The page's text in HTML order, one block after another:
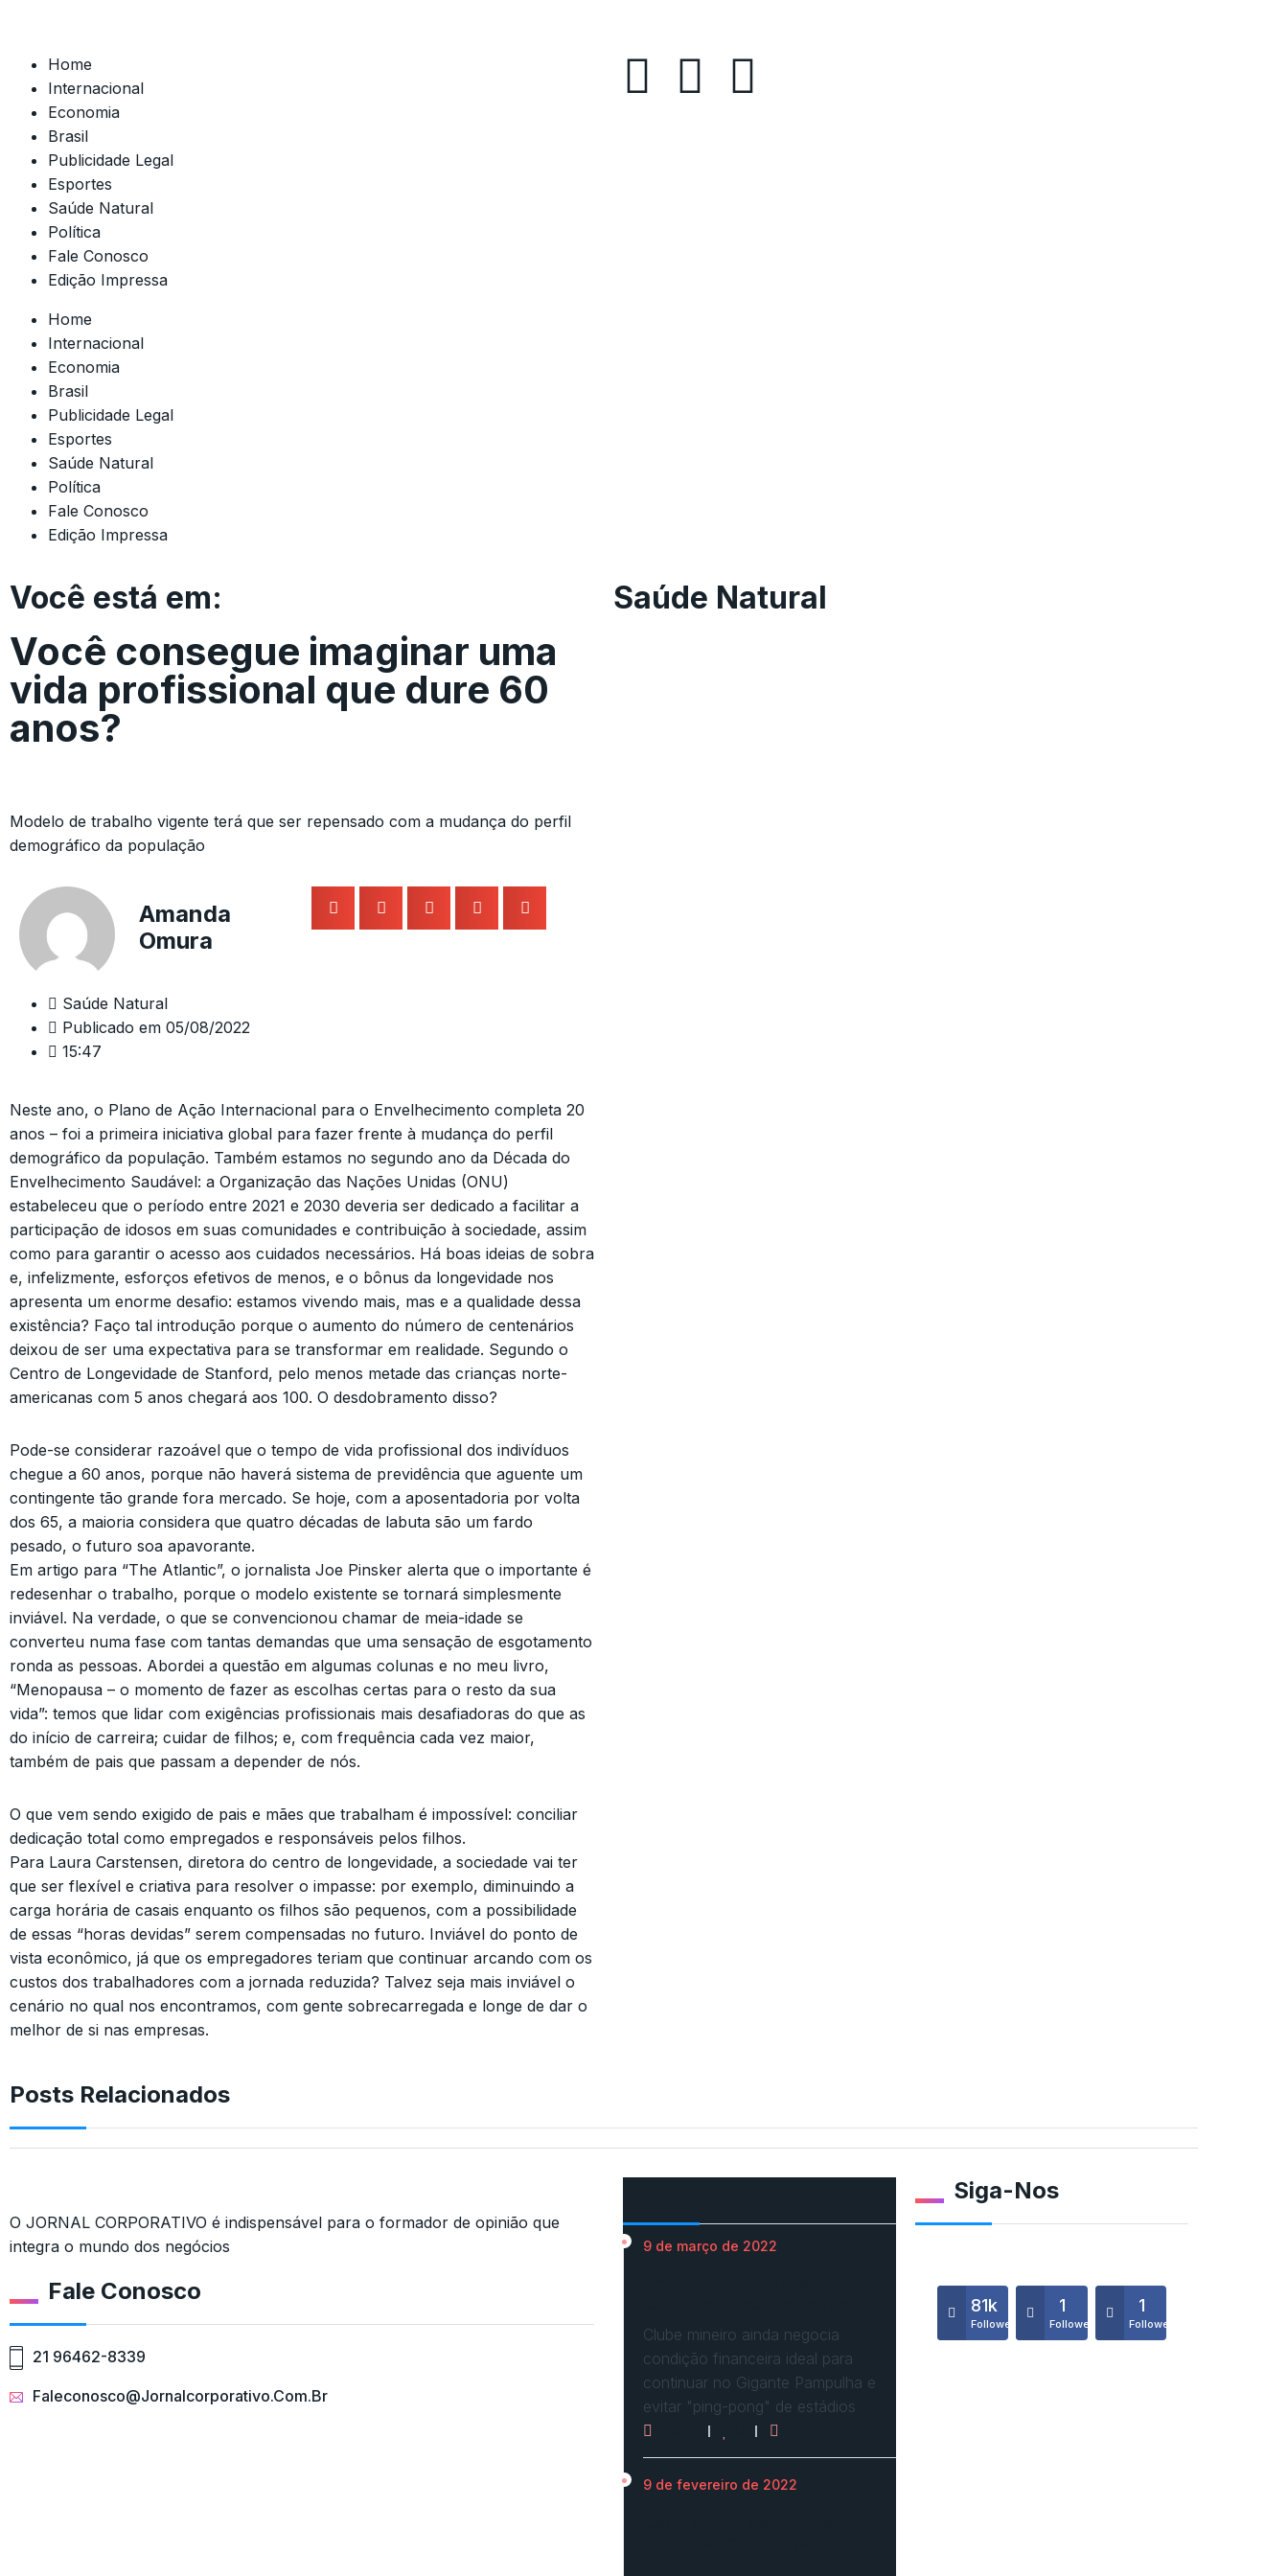
Home
Internacional
Economia
Brasil
Publicidade Legal
Esportes
Saúde Natural
Política
Fale Conosco
Edição Impressa
Home
Internacional
Economia
Brasil
Publicidade Legal
Esportes
Saúde Natural
Política
Fale Conosco
Edição Impressa
Você está em: Saúde Natural
Você consegue imaginar uma
vida profissional que dure 60
anos?
Modelo de trabalho vigente terá que ser repensado com a mudança do perfil
demográfico da população
Amanda
Omura
Saúde Natural
Publicado em 05/08/2022
15:47
Neste ano, o Plano de Ação Internacional para o Envelhecimento completa 20
anos – foi a primeira iniciativa global para fazer frente à mudança do perfil
demográfico da população. Também estamos no segundo ano da Década do
Envelhecimento Saudável: a Organização das Nações Unidas (ONU)
estabeleceu que o período entre 2021 e 2030 deveria ser dedicado a facilitar a
participação de idosos em suas comunidades e contribuição à sociedade, assim
como para garantir o acesso aos cuidados necessários. Há boas ideias de sobra
e, infelizmente, esforços efetivos de menos, e o bônus da longevidade nos
apresenta um enorme desafio: estamos vivendo mais, mas e a qualidade dessa
existência? Faço tal introdução porque o aumento do número de centenários
deixou de ser uma expectativa para se transformar em realidade. Segundo o
Centro de Longevidade de Stanford, pelo menos metade das crianças norte-
americanas com 5 anos chegará aos 100. O desdobramento disso?
Pode-se considerar razoável que o tempo de vida profissional dos indivíduos
chegue a 60 anos, porque não haverá sistema de previdência que aguente um
contingente tão grande fora mercado. Se hoje, com a aposentadoria por volta
dos 65, a maioria considera que quatro décadas de labuta são um fardo
pesado, o futuro soa apavorante.
Em artigo para “The Atlantic”, o jornalista Joe Pinsker alerta que o importante é
redesenhar o trabalho, porque o modelo existente se tornará simplesmente
inviável. Na verdade, o que se convencionou chamar de meia-idade se
converteu numa fase com tantas demandas que uma sensação de esgotamento
ronda as pessoas. Abordei a questão em algumas colunas e no meu livro,
“Menopausa – o momento de fazer as escolhas certas para o resto da sua
vida”: temos que lidar com exigências profissionais mais desafiadoras do que as
do início de carreira; cuidar de filhos; e, com frequência cada vez maior,
também de pais que passam a depender de nós.
O que vem sendo exigido de pais e mães que trabalham é impossível: conciliar
dedicação total como empregados e responsáveis pelos filhos.
Para Laura Carstensen, diretora do centro de longevidade, a sociedade vai ter
que ser flexível e criativa para resolver o impasse: por exemplo, diminuindo a
carga horária de casais enquanto os filhos são pequenos, com a possibilidade
de essas “horas devidas” serem compensadas no futuro. Inviável do ponto de
vista econômico, já que os empregadores teriam que continuar arcando com os
custos dos trabalhadores com a jornada reduzida? Talvez seja mais inviável o
cenário no qual nos encontramos, com gente sobrecarregada e longe de dar o
melhor de si nas empresas.
Posts Relacionados
O JORNAL CORPORATIVO é indispensável para o formador de opinião que
integra o mundo dos negócios
Fale Conosco
21 96462-8339
Faleconosco@jornalcorporativo.com.br
9 de março de 2022
Clube mineiro ainda negocia
condição financeira ideal para
continuar no Gigante Pampulha e
evitar "ping-pong" de estádios
9 de fevereiro de 2022
Siga-Nos
81k
Followers
1
Followers
1
Followers